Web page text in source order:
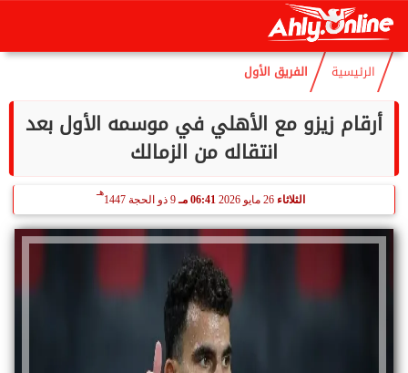
الجمعة
الرئيسية الفريق الأول
أرقام زيزو مع الأهلي في موسمه الأول بعد
انتقاله من الزمالك
الثلاثاء 26 مايو 2026 06:41 مـ 9 ذو الحجة 1447
هـ